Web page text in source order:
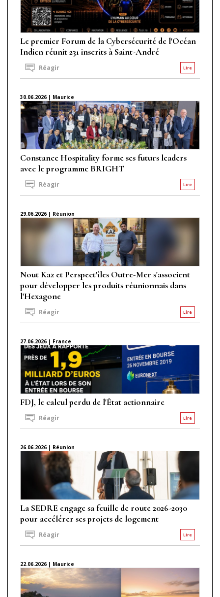
Le premier Forum de la Cybersécurité de l'Océan
Indien réunit 231 inscrits à Saint-André
Lire
Réagir
30.06.2026 | Maurice
Constance Hospitality forme ses futurs leaders
avec le programme BRIGHT
Lire
Réagir
29.06.2026 | Réunion
Nout Kaz et Perspect'îles Outre-Mer s'associent
pour développer les produits réunionnais dans
l'Hexagone
Lire
Réagir
27.06.2026 | France
FDJ, le calcul perdu de l'État actionnaire
Lire
Réagir
26.06.2026 | Réunion
La SEDRE engage sa feuille de route 2026-2030
pour accélérer ses projets de logement
Lire
Réagir
22.06.2026 | Maurice